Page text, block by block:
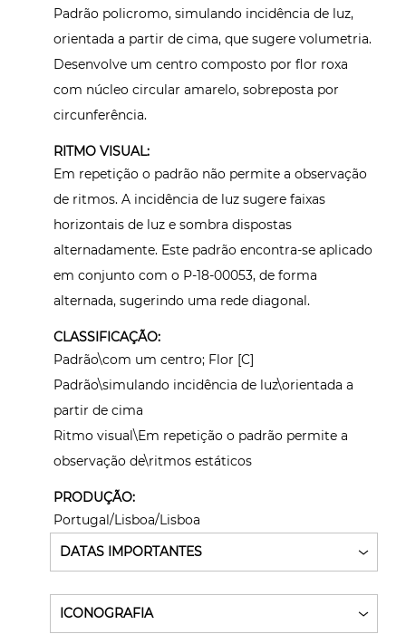
Padrão policromo, simulando incidência de luz,
orientada a partir de cima, que sugere volumetria.
Desenvolve um centro composto por flor roxa
com núcleo circular amarelo, sobreposta por
circunferência.
RITMO VISUAL:
Em repetição o padrão não permite a observação
de ritmos. A incidência de luz sugere faixas
horizontais de luz e sombra dispostas
alternadamente. Este padrão encontra-se aplicado
em conjunto com o P-18-00053, de forma
alternada, sugerindo uma rede diagonal.
CLASSIFICAÇÃO:
Padrão\com um centro; Flor [C]
Padrão\simulando incidência de luz\orientada a
partir de cima
Ritmo visual\Em repetição o padrão permite a
observação de\ritmos estáticos
PRODUÇÃO:
Portugal/Lisboa/Lisboa
DATAS IMPORTANTES
ICONOGRAFIA